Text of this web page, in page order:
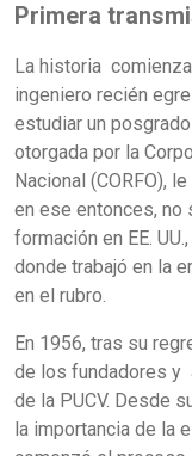
Primera
La historia
ingeniero recién
estudiar un
otorgada por la
Nacional (CORFO),
en ese entonces, no
formación en EE.
donde trabajó en la
en el rubro.
En 1956, tras su
de los fundadores y
de la PUCV. Desde
la importancia de la